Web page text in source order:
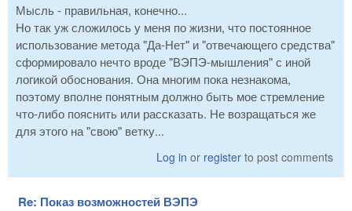
Мысль - правильная, конечно...
Но так уж сложилось у меня по жизни, что постоянное
использование метода "Да-Нет" и "отвечающего средства"
сформировало нечто вроде "ВЭПЭ-мышления" с иной
логикой обоснования. Она многим пока незнакома,
поэтому вполне понятным должно быть мое стремление
что-либо пояснить или рассказать. Не возращаться же
для этого на "свою" ветку...
Log in or register to post comments
Re: Показ возможностей ВЭПЭ